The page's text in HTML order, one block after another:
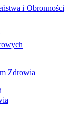
i Obronności
Zdrowia